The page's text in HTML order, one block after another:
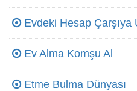
Evdeki Hesap Çarşıya
Ev Alma Komşu Al
Etme Bulma Dünyası